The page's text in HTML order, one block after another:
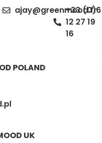
ajay@greenmood.fr
+33 (0)6
12 27 19
16
POLAND
UK